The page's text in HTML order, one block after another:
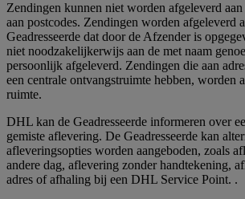
Zendingen kunnen niet worden afgeleverd aan
aan postcodes. Zendingen worden afgeleverd
Geadresseerde dat door de Afzender is
niet noodzakelijkerwijs aan de met naam
persoonlijk afgeleverd. Zendingen die aan
een centrale ontvangstruimte hebben, worden
ruimte.
DHL kan de Geadresseerde informeren over
gemiste aflevering. De Geadresseerde kan
afleveringsopties worden aangeboden, zoals
andere dag, aflevering zonder handtekening,
adres of afhaling bij een DHL Service Point. .